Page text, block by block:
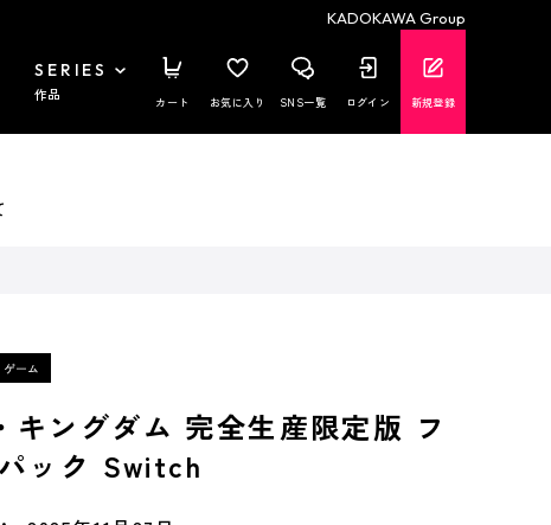
KADOKAWA Group
SERIES
作品 カート お気に入り SNS一覧 ログイン 新規登録
キングダム 完全生産限定版 フ
ック Switch